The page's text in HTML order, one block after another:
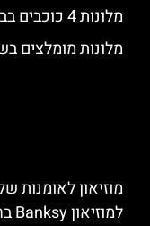
מלונות 4 כוכבים בברצלונה
מלונות מומלצים
מוזיאון לאומנות
למוזיאון Banksy ברצלונה